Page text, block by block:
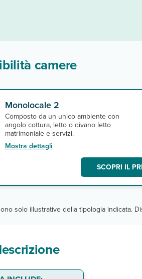
camere
Monolocale 2
Composto da un unico ambiente con
angolo cottura, letto o divano letto
matrimoniale e servizi.
Mostra dettagli
SCOPRI IL
solo illustrative della tipologia indicata.